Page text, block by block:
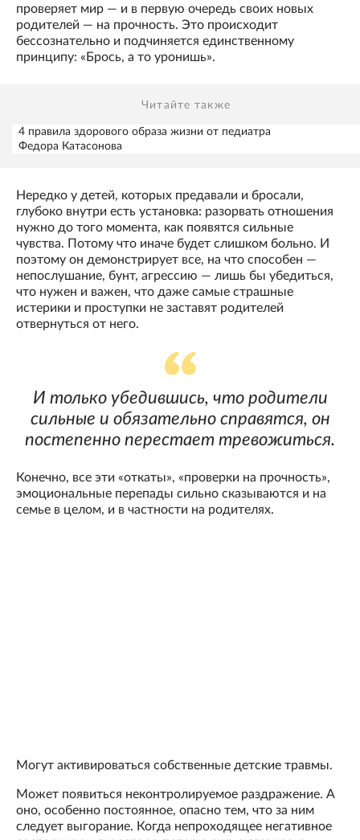
проверяет мир — и в первую очередь своих новых
родителей — на прочность. Это происходит
бессознательно и подчиняется единственному
принципу: «Брось, а то уронишь».
Читайте также
4 правила здорового образа жизни от педиатра
Федора Катасонова
Нередко у детей, которых предавали и бросали,
глубоко внутри есть установка: разорвать отношения
нужно до того момента, как появятся сильные
чувства. Потому что иначе будет слишком больно. И
поэтому он демонстрирует все, на что способен —
непослушание, бунт, агрессию — лишь бы убедиться,
что нужен и важен, что даже самые страшные
истерики и проступки не заставят родителей
отвернуться от него.
И только убедившись, что родители
сильные и обязательно справятся, он
постепенно перестает тревожиться.
Конечно, все эти «откаты», «проверки на прочность»,
эмоциональные перепады сильно сказываются и на
семье в целом, и в частности на родителях.
Могут активироваться собственные детские травмы.
Может появиться неконтролируемое раздражение. А
оно, особенно постоянное, опасно тем, что за ним
следует выгорание. Когда непроходящее негативное